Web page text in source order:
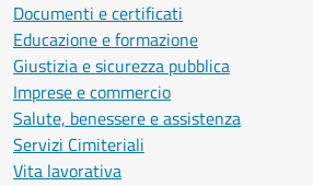
Documenti e certificati
Educazione e formazione
Giustizia e sicurezza pubblica
Imprese e commercio
Salute, benessere e assistenza
Servizi Cimiteriali
Vita lavorativa